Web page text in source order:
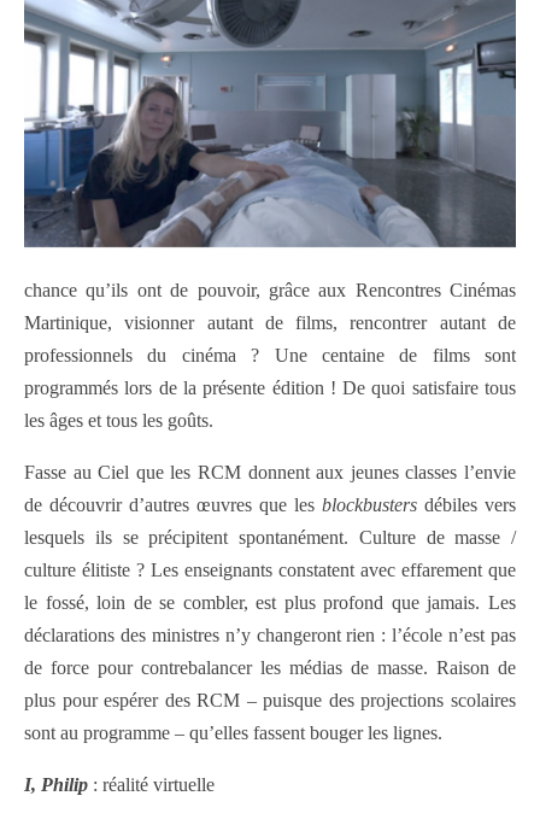
chance qu’ils ont de pouvoir, grâce aux Rencontres Cinémas
Martinique, visionner autant de films, rencontrer autant de
professionnels du cinéma ? Une centaine de films sont
programmés lors de la présente édition ! De quoi satisfaire tous
les âges et tous les goûts.
Fasse au Ciel que les RCM donnent aux jeunes classes l’envie
de découvrir d’autres œuvres que les blockbusters débiles vers
lesquels ils se précipitent spontanément. Culture de masse /
culture élitiste ? Les enseignants constatent avec effarement que
le fossé, loin de se combler, est plus profond que jamais. Les
déclarations des ministres n’y changeront rien : l’école n’est pas
de force pour contrebalancer les médias de masse. Raison de
plus pour espérer des RCM – puisque des projections scolaires
sont au programme – qu’elles fassent bouger les lignes.
I, Philip : réalité virtuelle